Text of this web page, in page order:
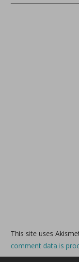
This site uses
comment data is